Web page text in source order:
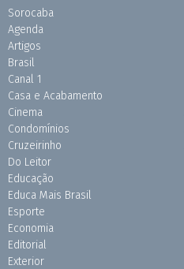
Sorocaba
Agenda
Artigos
Brasil
Canal 1
Casa e Acabamento
Cinema
Condomínios
Cruzeirinho
Do Leitor
Educação
Educa Mais Brasil
Esporte
Economia
Editorial
Exterior